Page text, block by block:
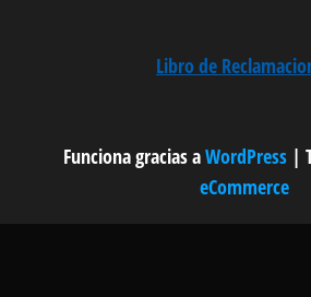
Libro de
Funciona gracias aWordPress |
eCommerce